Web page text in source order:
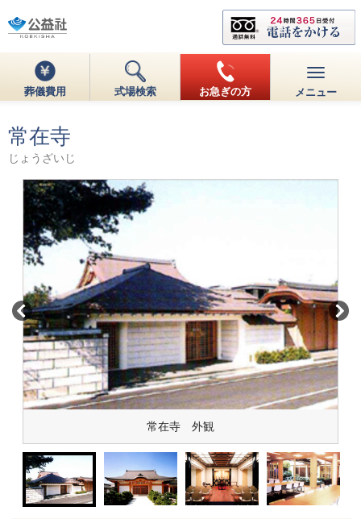
葬儀費用 式場検索 お急ぎの方 メニュー
常在寺
じょうざいじ
常在寺 外観